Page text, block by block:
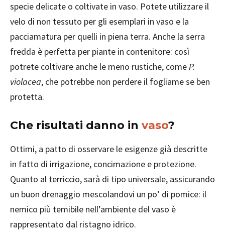
specie delicate o coltivate in vaso. Potete utilizzare il
velo di non tessuto per gli esemplari in vaso e la
pacciamatura per quelli in piena terra. Anche la serra
fredda è perfetta per piante in contenitore: così
potrete coltivare anche le meno rustiche, comeP.
violacea, che potrebbe non perdere il fogliame se ben
protetta.
Che risultati danno in vaso?
Ottimi, a patto di osservare le esigenze già descritte
in fatto di irrigazione, concimazione e protezione.
Quanto al terriccio, sarà di tipo universale, assicurando
un buon drenaggio mescolandovi un po’ di pomice: il
nemico più temibile nell’ambiente del vaso è
rappresentato dal ristagno idrico.